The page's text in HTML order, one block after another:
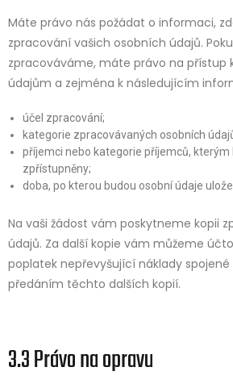
Máte právo nás požádat o informaci,
zpracování vašich osobních údajů.
zpracováváme, máte právo na přístup
údajům a zejména k následujícím
účel zpracování;
kategorie zpracovávaných osobních
příjemci nebo kategorie příjemců, kterým
zpřístupněny;
doba, po kterou budou osobní údaje
Na vaši žádost vám poskytneme kopii
údajů. Za další kopie vám můžeme
poplatek nepřevyšující náklady
předáním těchto dalších kopií.
3.3 Právo na opravu